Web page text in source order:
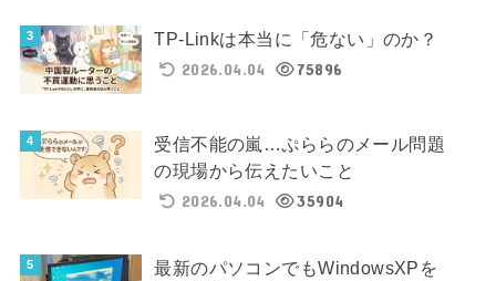
TP-Linkは本当に「危ない」のか？
2026.04.04
75896
受信不能の嵐…ぷららのメール問題
の現場から伝えたいこと
2026.04.04
35904
最新のパソコンでもWindowsXPを